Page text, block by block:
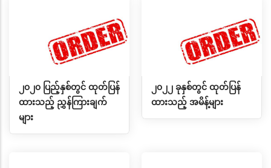
၂၀၂၀ ပြည့်နှစ်တွင် ထုတ်ပြန်
ထားသည့် ညွှန်ကြားချက်
များ
၂၀၂၂ ခုနှစ်တွင် ထုတ်ပြန်
ထားသည့် အမိန့်များ